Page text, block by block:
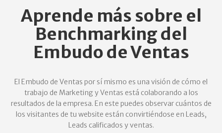
Aprende más sobre el
Benchmarking del
Embudo de Ventas
El Embudo de Ventas por sí mismo es una visión de cómo el
trabajo de Marketing y Ventas está colaborando a los
resultados de la empresa. En este puedes observar cuántos de
los visitantes de tu website están convirtiéndose en Leads,
Leads calificados y ventas.